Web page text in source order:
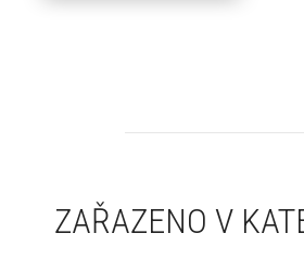
ZAŘAZENO V